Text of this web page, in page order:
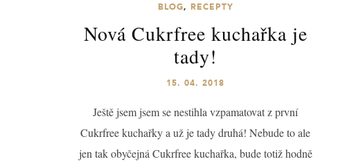
BLOG, RECEPTY
Nová Cukrfree kuchařka je
tady!
15. 04. 2018
Ještě jsem jsem se nestihla vzpamatovat z první
Cukrfree kuchařky a už je tady druhá! Nebude to ale
jen tak obyčejná Cukrfree kuchařka, bude totiž hodně